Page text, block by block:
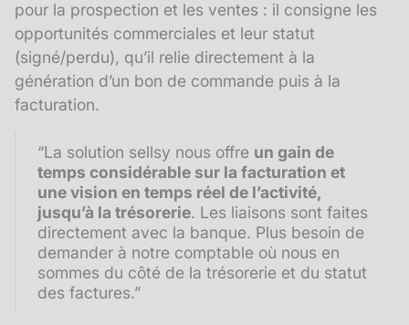
pour la prospection et les ventes : il consigne les
opportunités commerciales et leur statut
(signé/perdu), qu’il relie directement à la
génération d’un bon de commande puis à la
facturation.
“La solution sellsy nous offre un gain de
temps considérable sur la facturation et
une vision en temps réel de l’activité,
jusqu’à la trésorerie. Les liaisons sont faites
directement avec la banque. Plus besoin de
demander à notre comptable où nous en
sommes du côté de la trésorerie et du statut
des factures.”